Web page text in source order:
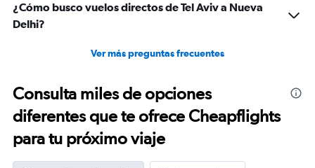
¿Cómo busco vuelos directos de Tel Aviv a Nueva
Delhi?
Ver más preguntas frecuentes
Consulta miles de opciones
diferentes que te ofrece Cheapflights
para tu próximo viaje